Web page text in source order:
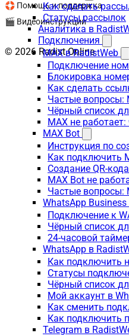
Как сделать
Статусы рассылок
Аналитика в
Подключения
MAX в RadistWeb
Подключение
Блокировка
Как сделать
Частые вопросы:
Чёрный список
MAX не
MAX Bot
Инструкция по
Как подключить
Создание QR-
MAX Bot не
Частые вопросы:
WhatsApp
Подключение к
Чёрный список
24-часовой
WhatsApp в
Как подключить
Статусы
Чёрный список
Мой аккаунт в
Как сменить
Как подключить
Telegram в
🛟 Помощь и поддержка
🎬 Видеоинструкции
© 2026 Radist.Online